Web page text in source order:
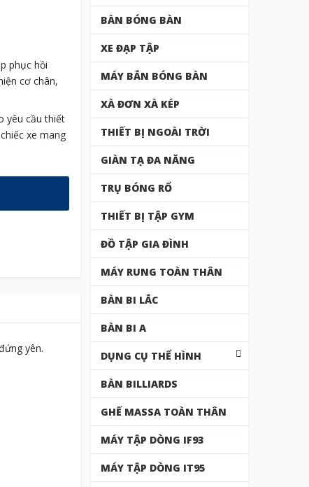
phục hồi
cơ chân,
yêu cầu thiết
xe mang
yên.
BÀN BÓNG BÀN
XE ĐẠP TẬP
MÁY BẮN BÓNG BÀN
XÀ ĐƠN XÀ KÉP
THIẾT BỊ NGOÀI TRỜI
GIÀN TẠ ĐA NĂNG
TRỤ BÓNG RỔ
THIẾT BỊ TẬP GYM
ĐỒ TẬP GIA ĐÌNH
MÁY RUNG TOÀN THÂN
BÀN BI LẮC
BÀN BI A
DỤNG CỤ THỂ HÌNH
BÀN BILLIARDS
GHẾ MASSA TOÀN THÂN
MÁY TẬP DÒNG IF93
MÁY TẬP DÒNG IT95